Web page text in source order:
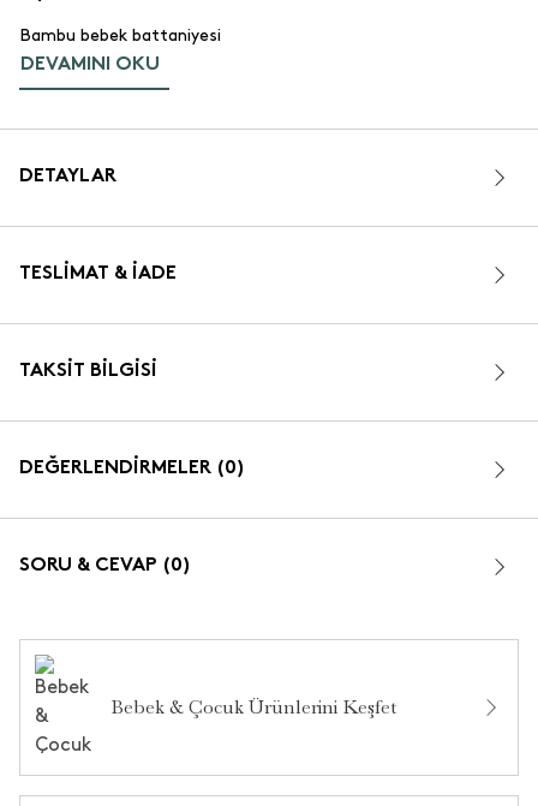
Bambu bebek battaniyesi
DEVAMINI OKU
DETAYLAR
TESLIMAT & İADE
TAKSIT BILGISI
DEĞERLENDİRMELER (0)
Bu ürün hakkında daha önce hiç yorum yapılmamış.
SORU & CEVAP (0)
Bebek & Çocuk Ürünlerini Keşfet